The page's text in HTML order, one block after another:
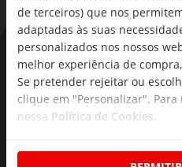
de terceiros) que nos
adaptadas às suas
personalizados nos nossos
melhor experiência de
Se pretender rejeitar ou
clique em "Personalizar".
nossa Política de Cookies.
As novidades mais
seu e-mail!
Subscreva e descubra